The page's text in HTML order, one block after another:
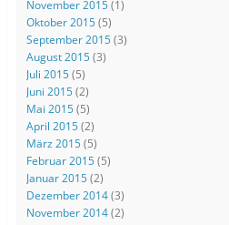
November 2015(1)
Oktober 2015(5)
September 2015(3)
August 2015(3)
Juli 2015(5)
Juni 2015(2)
Mai 2015(5)
April 2015(2)
März 2015(5)
Februar 2015(5)
Januar 2015(2)
Dezember 2014(3)
November 2014(2)